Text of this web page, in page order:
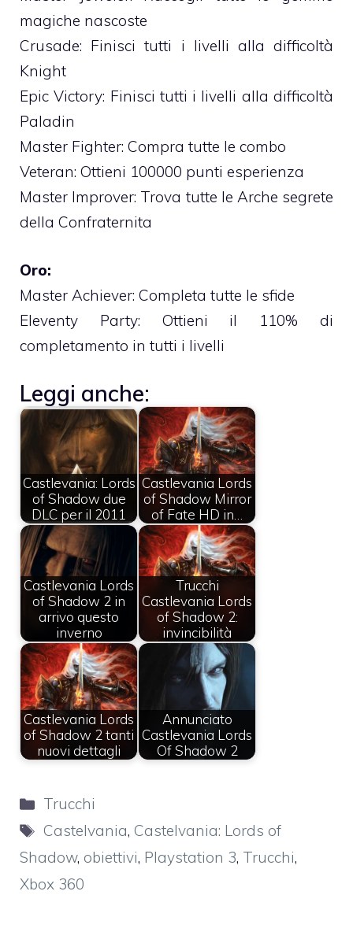
magiche nascoste
Crusade: Finisci tutti i livelli alla difficoltà
Knight
Epic Victory: Finisci tutti i livelli alla difficoltà
Paladin
Master Fighter: Compra tutte le combo
Veteran: Ottieni 100000 punti esperienza
Master Improver: Trova tutte le Arche segrete
della Confraternita
Oro:
Master Achiever: Completa tutte le sfide
Eleventy Party: Ottieni il 110% di
completamento in tutti i livelli
Leggi anche:
Castlevania: Lords
of Shadow due
DLC per il 2011
Castlevania Lords
of Shadow Mirror
of Fate HD in…
Castlevania Lords
of Shadow 2 in
arrivo questo
inverno
Trucchi
Castlevania Lords
of Shadow 2:
invincibilità
Castlevania Lords
of Shadow 2 tanti
nuovi dettagli
Annunciato
Castlevania Lords
Of Shadow 2
Categorie
Trucchi
Tag
Castelvania, Castelvania: Lords of
Shadow, obiettivi, Playstation 3, Trucchi,
Xbox 360